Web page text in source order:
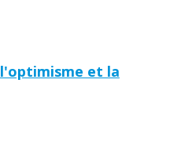
l'optimisme et la